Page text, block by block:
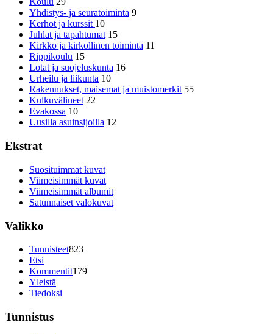
Yhdistys- ja seuratoiminta 9
Kerhot ja kurssit 10
Juhlat ja tapahtumat 15
Kirkko ja kirkollinen toiminta 11
Rippikoulu 15
Lotat ja suojeluskunta 16
Urheilu ja liikunta 10
Rakennukset, maisemat ja muistomerkit 55
Kulkuvälineet 22
Evakossa 10
Uusilla asuinsijoilla 12
Ekstrat
Suosituimmat kuvat
Viimeisimmät kuvat
Viimeisimmät albumit
Satunnaiset valokuvat
Valikko
Tunnisteet823
Etsi
Kommentit179
Yleistä
Tiedoksi
Tunnistus